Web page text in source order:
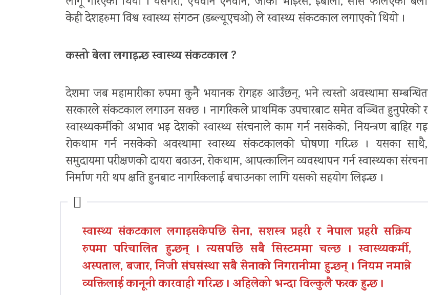
केही देशहरुमा विश्व स्वास्थ्य संगठन (डब्ल्यूएचओ) ले स्वास्थ्य संकटकाल लगाएको थियो ।
कस्तो बेला लगाइन्छ स्वास्थ्य संकटकाल ?
देशमा जब महामारीका रुपमा कुनै भयानक रोगहरु आउँछन्, भने त्यस्तो अवस्थामा सम्बन्धित
सरकारले संकटकाल लगाउन सक्छ । नागरिकले प्राथमिक उपचारबाट समेत वञ्चित हुनुपरेको र
स्वास्थ्यकर्मीको अभाव भइ देशको स्वास्थ्य संरचनाले काम गर्न नसकेको, नियन्त्रण बाहिर गइ
रोकथाम गर्न नसकेको अवस्थामा स्वास्थ्य संकटकालको घोषणा गरिन्छ । यसका साथै,
समुदायमा परीक्षणकोे दायरा बढाउन, रोकथाम, आपत्कालिन व्यवस्थापन गर्न स्वास्थ्यका संरचना
निर्माण गरी थप क्षति हुनबाट नागरिकलाई बचाउनका लागि यसको सहयोग लिइन्छ ।
स्वास्थ्य संकटकाल लगाइसकेपछि सेना, सशस्त्र प्रहरी र नेपाल प्रहरी सक्रिय
रुपमा परिचालित हुन्छन् । त्यसपछि सबै सिस्टममा चल्छ । स्वास्थ्यकर्मी,
अस्पताल, बजार, निजी संघसंस्था सबै सेनाको निगरानीमा हुन्छन् । नियम नमान्ने
व्यक्तिलाई कानूनी कारवाही गरिन्छ । अहिलेको भन्दा विल्कुलै फरक हुन्छ ।